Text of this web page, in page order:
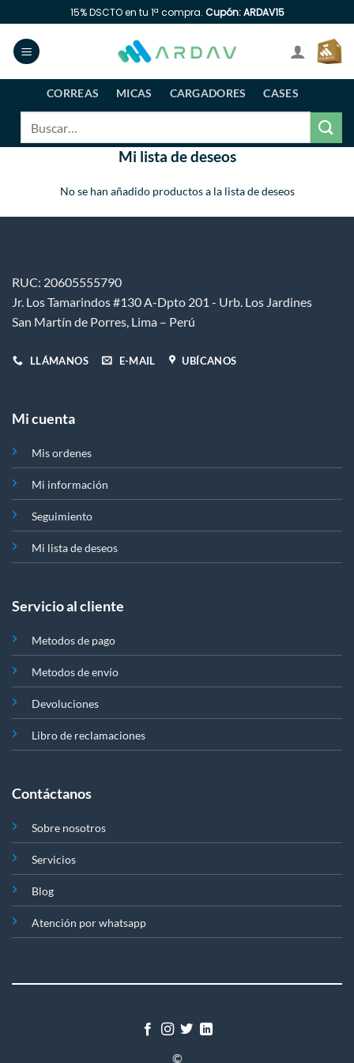
al
contenido
15% DSCTO en tu 1ª compra. Cupón: ARDAV15
CORREAS MICAS CARGADORES
CASES
Mi lista de deseos
No se han añadido productos a la lista de deseos
RUC: 20605555790
Jr. Los Tamarindos #130 A-Dpto 201 - Urb. Los Jardines
San Martín de Porres, Lima – Perú
LLÁMANOS E-MAIL UBÍCANOS
Mi cuenta
Mis ordenes
Mi información
Seguimiento
Mi lista de deseos
Servicio al cliente
Metodos de pago
Metodos de envío
Devoluciones
Libro de reclamaciones
Contáctanos
Sobre nosotros
Servicios
Blog
Atención por whatsapp
©